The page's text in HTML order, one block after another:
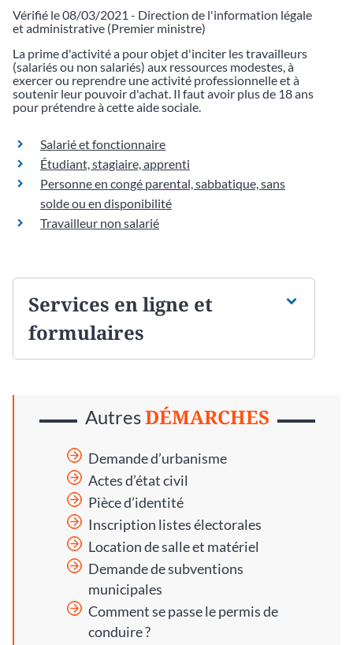
Vérifié le 08/03/2021 - Direction de l'information légale
et administrative (Premier ministre)
La prime d'activité a pour objet d'inciter les travailleurs
(salariés ou non salariés) aux ressources modestes, à
exercer ou reprendre une activité professionnelle et à
soutenir leur pouvoir d'achat. Il faut avoir plus de 18 ans
pour prétendre à cette aide sociale.
Salarié et fonctionnaire
Étudiant, stagiaire, apprenti
Personne en congé parental, sabbatique, sans
solde ou en disponibilité
Travailleur non salarié
Services en ligne et
formulaires
AutresDÉMARCHES
Demande d’urbanisme
Actes d’état civil
Pièce d’identité
Inscription listes électorales
Location de salle et matériel
Demande de subventions
municipales
Comment se passe le permis de
conduire ?